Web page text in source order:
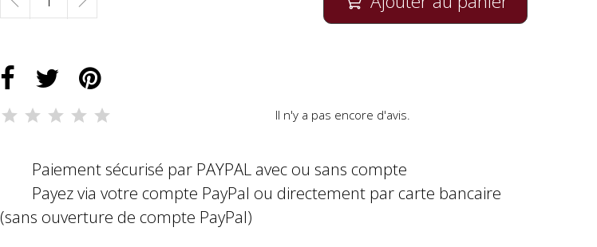
Il n'y a pas encore d'avis.
Paiement sécurisé par PAYPAL avec ou sans compte
Payez via votre compte PayPal ou directement par carte bancaire
(sans ouverture de compte PayPal)